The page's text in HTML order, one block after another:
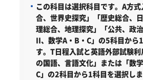
この科目は選択科目です。A方
合、世界史探究」「歴史総合、
理総合、地理探究」「公共、政
II、数学A・B・C」の5科目から
す。T日程入試と英語外部試験
の国語、言語文化」または「数
C」の2科目から1科目を選択しま